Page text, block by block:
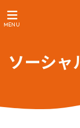
ソーシャ